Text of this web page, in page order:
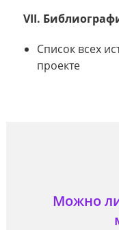
VII.
Список всех
проекте
Можно